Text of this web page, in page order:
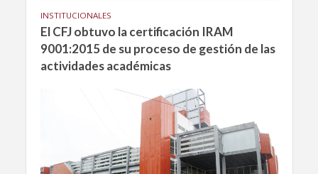
INSTITUCIONALES
El CFJ obtuvo la certificación IRAM
9001:2015 de su proceso de gestión de las
actividades académicas